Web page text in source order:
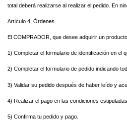
total deberá realizarse al realizar el pedido. En
Artículo 4: Órdenes
El COMPRADOR, que desee adquirir un
1) Completar el formulario de identificación en el
2) Completar el formulario de pedido indicando
3) Validar su pedido después de haber leído y
4) Realizar el pago en las condiciones estipuladas.
5) Confirma tu pedido y pago.